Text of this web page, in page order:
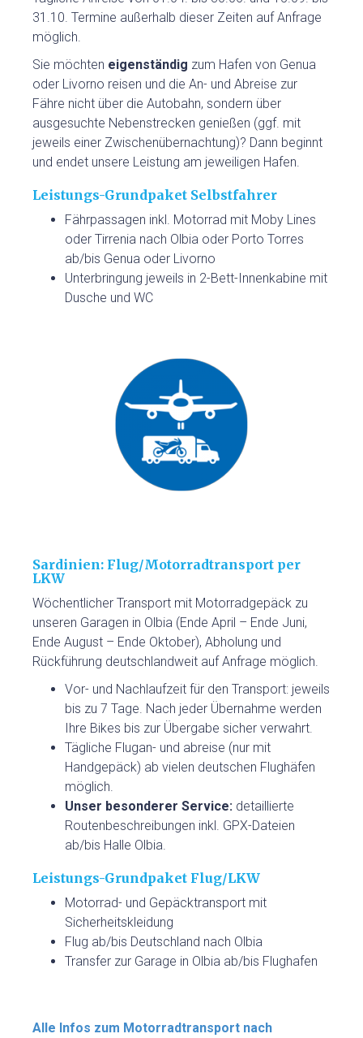
31.10. Termine außerhalb dieser Zeiten auf Anfrage
möglich.
Sie möchten eigenständig zum Hafen von Genua
oder Livorno reisen und die An- und Abreise zur
Fähre nicht über die Autobahn, sondern über
ausgesuchte Nebenstrecken genießen (ggf. mit
jeweils einer Zwischenübernachtung)? Dann beginnt
und endet unsere Leistung am jeweiligen Hafen.
Leistungs-Grundpaket Selbstfahrer
Fährpassagen inkl. Motorrad mit Moby Lines
oder Tirrenia nach Olbia oder Porto Torres
ab/bis Genua oder Livorno
Unterbringung jeweils in 2-Bett-Innenkabine mit
Dusche und WC
Sardinien: Flug/Motorradtransport per
LKW
Wöchentlicher Transport mit Motorradgepäck zu
unseren Garagen in Olbia (Ende April – Ende Juni,
Ende August – Ende Oktober), Abholung und
Rückführung deutschlandweit auf Anfrage möglich.
Vor- und Nachlaufzeit für den Transport: jeweils
bis zu 7 Tage. Nach jeder Übernahme werden
Ihre Bikes bis zur Übergabe sicher verwahrt.
Tägliche Flugan- und abreise (nur mit
Handgepäck) ab vielen deutschen Flughäfen
möglich.
Unser besonderer Service: detaillierte
Routenbeschreibungen inkl. GPX-Dateien
ab/bis Halle Olbia.
Leistungs-Grundpaket Flug/LKW
Motorrad- und Gepäcktransport mit
Sicherheitskleidung
Flug ab/bis Deutschland nach Olbia
Transfer zur Garage in Olbia ab/bis Flughafen
Alle Infos zum Motorradtransport nach